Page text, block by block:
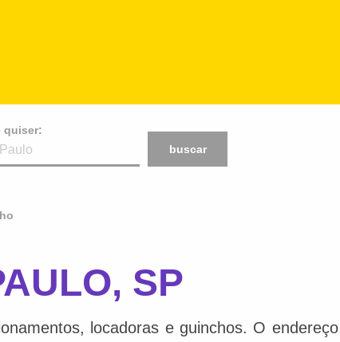
quiser:
buscar
SP
locadoras e guinchos. O